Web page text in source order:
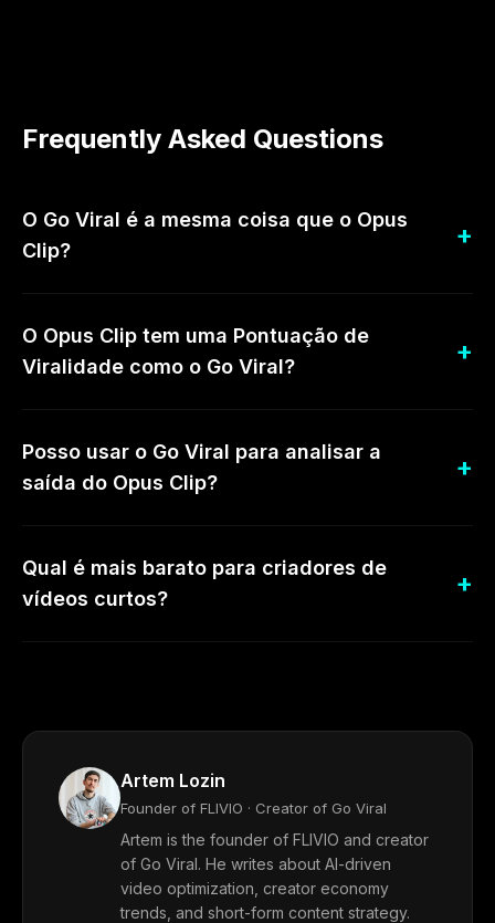
Frequently Asked Questions
O Go Viral é a mesma coisa que o Opus
Clip?
O Opus Clip tem uma Pontuação de
Viralidade como o Go Viral?
Posso usar o Go Viral para analisar a
saída do Opus Clip?
Qual é mais barato para criadores de
vídeos curtos?
Artem Lozin
Founder of FLIVIO · Creator of Go Viral
Artem is the founder of FLIVIO and creator
of Go Viral. He writes about AI-driven
video optimization, creator economy
trends, and short-form content strategy.